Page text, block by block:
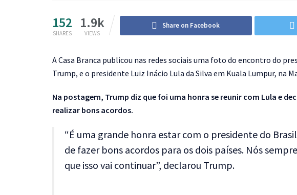
152
SHARES
1.9k
VIEWS
Share on Facebook
ACasa Branca publicou nas redes sociais uma foto do encontro do
Trump, e o presidente Luiz Inácio Lula da Silva em Kuala Lumpur, na
Na postagem, Trump diz que foi uma honra se reunir com Lula e
realizar bons acordos.
“É uma grande honra estar com o presidente do
de fazer bons acordos para os dois países. Nós
que isso vai continuar”, declarou Trump.